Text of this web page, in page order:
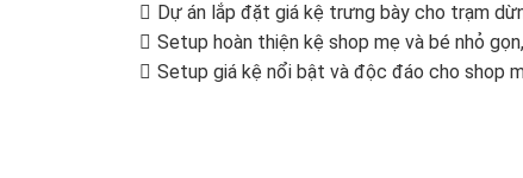
Dự án lắp đặt giá kệ trưng bày cho trạm
Setup hoàn thiện kệ shop mẹ và bé nhỏ
Setup giá kệ nổi bật và độc đáo cho shop